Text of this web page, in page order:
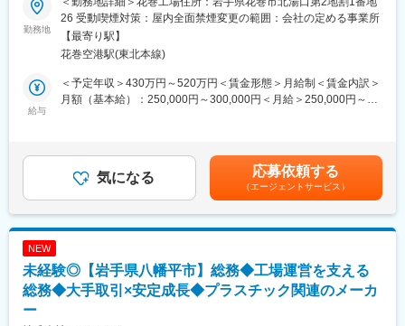
い環境です
◎＜働き方改革関連認定企業＞やまぐち健康経営認定企業／誰も
が活躍できるやまぐちの企業
■当社について：
当社は69年の歴史を持つ住宅設備機器総合メーカーです。
や太陽熱温水器の分野では業界トップクラスのシェアを誇り、さ
らに成長を遂げています。
また近年は海外にもヒートポンプ式熱源機やガス給湯器の普及が
■職務内容：
住宅設備機器の機械設計及び開発業務を担当します。
製品の試作及び性能試験を含めご対応いただきます。
【製品例】
・給湯機器：石油給湯器/石油風呂釜/ガス給湯器/ガス風呂釜/電気
テム/石油ストーブ
・システム機器：システムバス/人工大理石浴槽/システムキッチン
・ソーラー機器：太陽熱温水器/ソーラー床下換気扇
担当製品を決定いたします。
勤務地
26 受動喫煙対策：屋内全面禁煙変更の範囲：会社の定める事業所
【最寄り駅】
花巻空港駅(東北本線)
給与
＜予定年収＞430万円～520万円＜賃金形態＞月給制＜賃金内訳＞
月額（基本給）：250,000円～300,000円＜月給＞250,000円～
■35歳：年収570万円（月給32万円＋各種手当＋賞与2回）賃金は
あくまでも目安の金額であり、選考を通じて上下する可能性があ
ります。月給(月額)は固定手当を含めた表記です。
気になる 応募依頼する
（エージェントサービス）
NEW
未経験◎【岩手県八幡平市】総務◆工場運営を支える
総務◆大手取引×安定成長◆プラスチック関連のメーカ
ー